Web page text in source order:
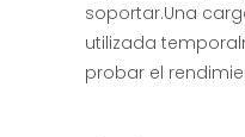
soportar.Una
utilizada
probar el